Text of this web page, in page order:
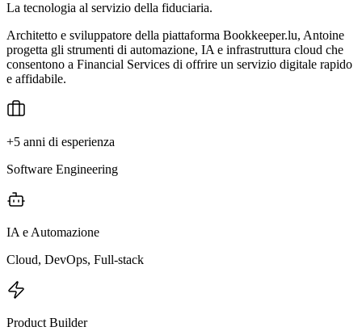
La tecnologia al servizio della fiduciaria.
Architetto e sviluppatore della piattaforma Bookkeeper.lu, Antoine
progetta gli strumenti di automazione, IA e infrastruttura cloud che
consentono a Financial Services di offrire un servizio digitale rapido
e affidabile.
+5 anni di esperienza
Software Engineering
IA e Automazione
Cloud, DevOps, Full-stack
Product Builder